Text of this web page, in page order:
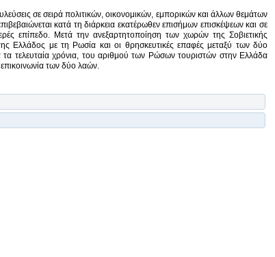
σε σειρά πολιτικών, οικονομικών, εμπορικών και άλλων θεμάτων
κατά τη διάρκεια εκατέρωθεν επισήμων επισκέψεων και σε
επίπεδο. Μετά την ανεξαρτητοποίηση των χωρών της Σοβιετικής
Ελλάδος με τη Ρωσία και οι θρησκευτικές επαφές μεταξύ των δύο
τελευταία χρόνια, του αριθμού των Ρώσων τουριστών στην Ελλάδα
των δύο λαών.